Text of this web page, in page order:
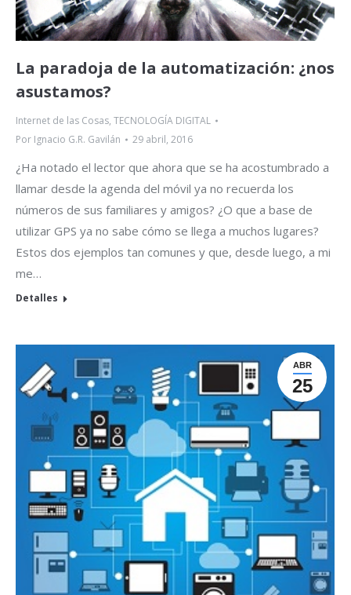
La paradoja de la automatización: ¿nos
asustamos?
Internet de las Cosas, TECNOLOGÍA DIGITAL
Por Ignacio G.R. Gavilán 29 abril, 2016
¿Ha notado el lector que ahora que se ha acostumbrado a
llamar desde la agenda del móvil ya no recuerda los
números de sus familiares y amigos? ¿O que a base de
utilizar GPS ya no sabe cómo se llega a muchos lugares?
Estos dos ejemplos tan comunes y que, desde luego, a mi
me…
Detalles
ABR
25